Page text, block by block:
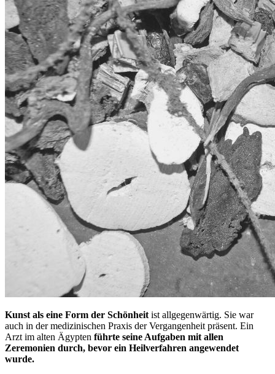
Kunst als eine Form der Schönheitist allgegenwärtig. Sie war
auch in der medizinischen Praxis der Vergangenheit präsent. Ein
Arzt im alten Ägypten führte seine Aufgaben mit allen
Zeremonien durch, bevor ein Heilverfahren angewendet
wurde.